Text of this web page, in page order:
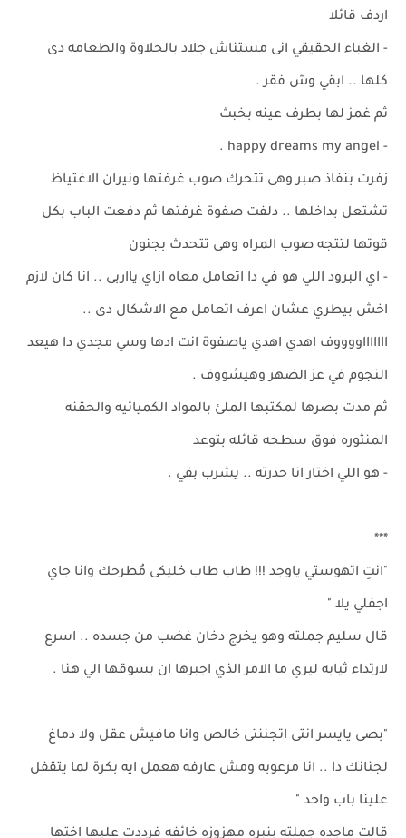
اردف قائلا
- الغباء الحقيقي انى مستناش جلاد بالحلاوة والطعامه دى
كلها .. ابقي وش فقر .
ثم غمز لها بطرف عينه بخبث
- happy dreams my angel .
زفرت بنفاذ صبر وهى تتحرك صوب غرفتها ونيران الاغتياظ
تشتعل بداخلها .. دلفت صفوة غرفتها ثم دفعت الباب بكل
قوتها لتتجه صوب المراه وهى تتحدث بجنون
- اي البرود اللي هو في دا اتعامل معاه ازاي يااربى .. انا كان لازم
اخش بيطري عشان اعرف اتعامل مع الاشكال دى ..
اااااااووووف اهدي اهدي ياصفوة انت ادها وسي مجدي دا هيعد
النجوم في عز الضهر وهيشووف .
ثم مدت بصرها لمكتبها الملئ بالمواد الكميائيه والحقنه
المنثوره فوق سطحه قائله بتوعد
- هو اللي اختار انا حذرته .. يشرب بقي .
***
"انتِ اتهوستي ياوجد !!! طاب طاب خليكى مُطرحك وانا جاي
اجفلي يلا "
قال سليم جملته وهو يخرج دخان غضب من جسده .. اسرع
لارتداء ثيابه ليري ما الامر الذي اجبرها ان يسوقها الي هنا .
"بصى يايسر انتى اتجننتى خالص وانا مافيش عقل ولا دماغ
لجنانك دا .. انا مرعوبه ومش عارفه هعمل ايه بكرة لما يتقفل
علينا باب واحد "
قالت ماجده جملته بنبره مهزوزه خائفه فرددت عليها اختها